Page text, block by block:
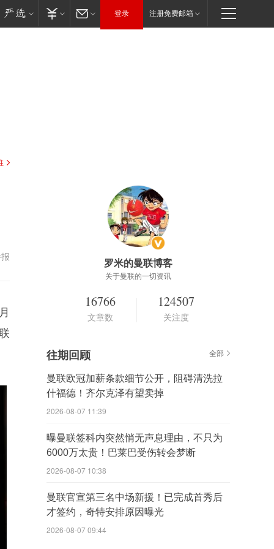
登录 注册免费邮箱
罗米的曼联博客
关于曼联的一切资讯
16766
文章数
124507
关注度
往期回顾 全部
曼联欧冠加薪条款细节公开，阻碍清洗拉
什福德！齐尔克泽有望卖掉
2026-08-07 11:39
曝曼联签科内突然悄无声息理由，不只为
6000万太贵！巴莱巴受伤转会梦断
2026-08-07 10:38
曼联官宣第三名中场新援！已完成首秀后
才签约，奇特安排原因曝光
2026-08-07 09:44